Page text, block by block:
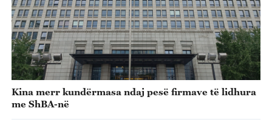
Kina merr kundërmasa ndaj pesë firmave të lidhura
me ShBA-në